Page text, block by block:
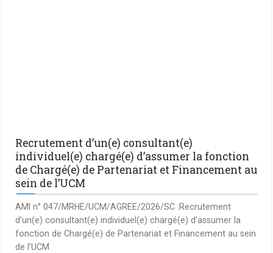
Recrutement d’un(e) consultant(e)
individuel(e) chargé(e) d’assumer la fonction
de Chargé(e) de Partenariat et Financement au
sein de l’UCM
AMI n° 047/MRHE/UCM/AGREE/2026/SC :Recrutement
d’un(e) consultant(e) individuel(e) chargé(e) d’assumer la
fonction de Chargé(e) de Partenariat et Financement au sein
de l’UCM